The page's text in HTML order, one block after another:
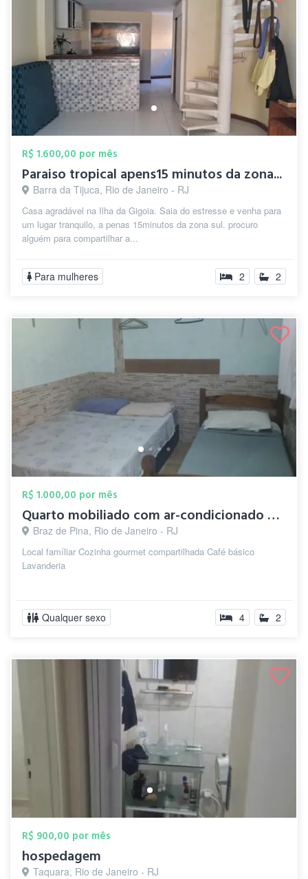
R$ 1.600,00 por mês
Paraiso tropical apens15 minutos da zona...
Barra da Tijuca, Rio de Janeiro - RJ
Casa agradável na Ilha da Gigoia. Saia do estresse e venha para
um lugar tranquilo, a penas 15minutos da zona sul. procuro
alguém para compartilhar a...
Para mulheres 2 2
R$ 1.000,00 por mês
Quarto mobiliado com ar-condicionado e W...
Braz de Pina, Rio de Janeiro - RJ
Local famíliar Cozinha gourmet compartilhada Café básico
Lavanderia
Qualquer sexo 4 2
R$ 900,00 por mês
hospedagem
Taquara, Rio de Janeiro - RJ